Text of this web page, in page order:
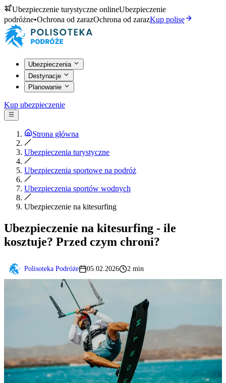
Ubezpieczenie turystyczne onlineUbezpieczenie
podróżne•Ochrona od zarazOchrona od zarazKup polisę
Ubezpieczenia
Destynacje
Planowanie
Kup ubezpieczenie
Strona główna
Ubezpieczenia turystyczne
Ubezpieczenia sportowe na podróż
Ubezpieczenia sportów wodnych
Ubezpieczenie na kitesurfing
Ubezpieczenie na kitesurfing - ile
kosztuje? Przed czym chroni?
Polisoteka Podróże 05.02.2026 2 min